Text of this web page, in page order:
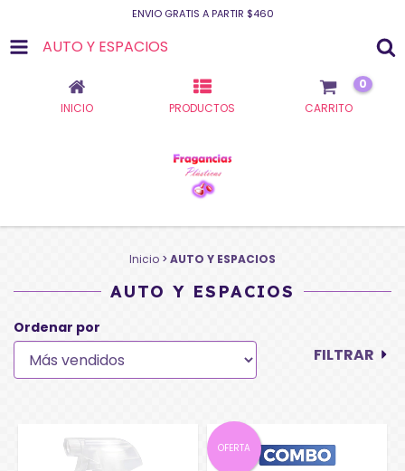
ENVIO GRATIS A PARTIR $460
AUTO Y ESPACIOS
INICIO PRODUCTOS CARRITO
0
Inicio > AUTO Y ESPACIOS
AUTO Y ESPACIOS
Ordenar por
FILTRAR
OFERTA